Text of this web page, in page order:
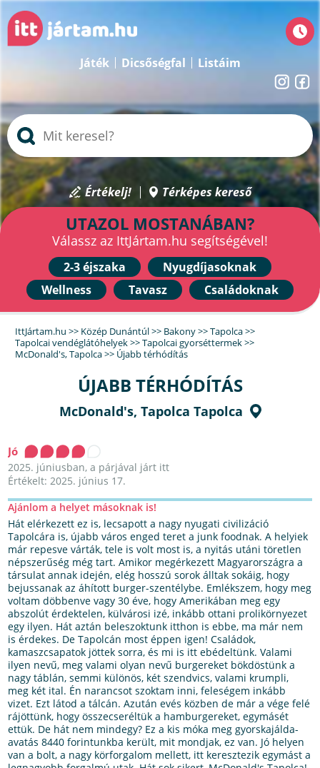
Játék Dicsőségfal Listáim
Értékelj! Térképes kereső
UTAZOL MOSTANÁBAN?
Válassz az IttJártam.hu segítségével!
2-3 éjszaka
Nyugdíjasoknak
Wellness
Tavasz Családoknak
IttJártam.hu >> Közép Dunántúl>> Bakony>>Tapolca>>
Tapolcai vendéglátóhelyek>>Tapolcai gyorséttermek>>
McDonald's, Tapolca>> Újabb térhódítás
ÚJABB TÉRHÓDÍTÁS
McDonald's, Tapolca Tapolca
Jó
2025. júniusban, a párjával járt itt
Értékelt: 2025. június 17.
Ajánlom a helyet másoknak is!
Hát elérkezett ez is, lecsapott a nagy nyugati civilizáció
Tapolcára is, újabb város enged teret a junk foodnak. A helyiek
már repesve várták, tele is volt most is, a nyitás utáni töretlen
népszerűség még tart. Amikor megérkezett Magyarországra a
társulat annak idején, elég hosszú sorok álltak sokáig, hogy
bejussanak az áhított burger-szentélybe. Emlékszem, hogy meg
voltam döbbenve vagy 30 éve, hogy Amerikában meg egy
abszolút érdektelen, külvárosi izé, inkább ottani prolikörnyezet
egy ilyen. Hát aztán beleszoktunk itthon is ebbe, ma már nem
is érdekes. De Tapolcán most éppen igen! Családok,
kamaszcsapatok jöttek sorra, és mi is itt ebédeltünk. Valami
ilyen nevű, meg valami olyan nevű burgereket bökdöstünk a
nagy táblán, semmi különös, két szendvics, valami krumpli,
meg két ital. Én narancsot szoktam inni, feleségem inkább
vizet. Ezt látod a tálcán. Azután evés közben de már a vége felé
rájöttünk, hogy összecseréltük a hamburgereket, egymásét
ettük. De hát nem mindegy? Ez a kis móka meg gyorskajálda-
avatás 8440 forintunkba került, mit mondjak, ez van. Jó helyen
van a bolt, a nagy körforgalom mellett, itt keresztezik egymást a